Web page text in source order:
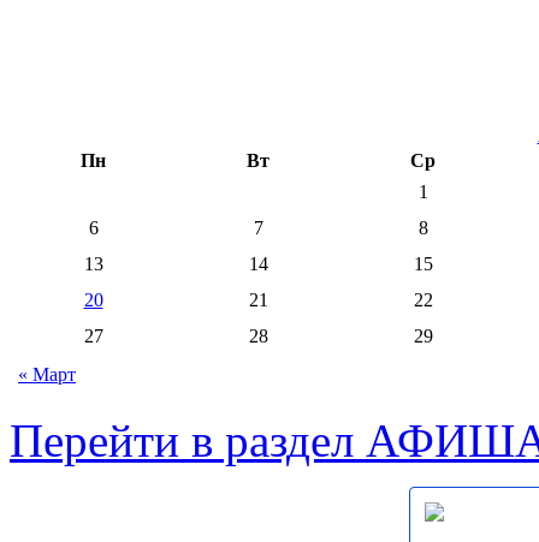
Пн
Вт
Ср
1
6
7
8
13
14
15
20
21
22
27
28
29
« Март
Перейти в раздел